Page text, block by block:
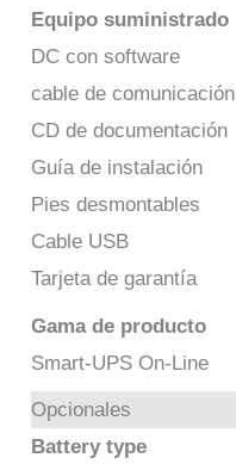
Equipo suministrado
DC con software
cable de comunicación
CD de documentación
Guía de instalación
Pies desmontables
Cable USB
Tarjeta de garantía
Gama de producto
Smart-UPS On-Line
Opcionales
Battery type